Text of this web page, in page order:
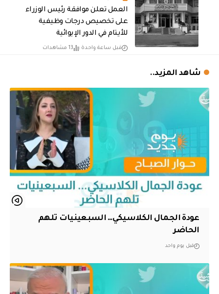
العمل تعلن موافقة رئيس الوزراء
على تخصيص درجات وظيفية
للأيتام في الدور الإيوائية
قبل ساعة واحدة 13 مشاهدات
شاهد المزيد..
عودة الجمال الكلاسيكي… السبعينيات تلهم
الحاضر
قبل يوم واحد